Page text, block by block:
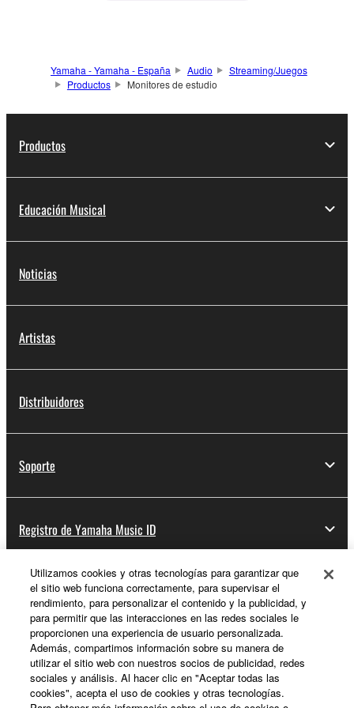
Yamaha - Yamaha - España Audio
Streaming/Juegos
Productos
Monitores de estudio
Productos
Educación Musical
Noticias
Artistas
Distribuidores
Soporte
Registro de Yamaha Music ID
Acerca de Yamaha
España - Spanish
Empresa
Utilizamos cookies y otras tecnologías para garantizar que
el sitio web funciona correctamente, para supervisar el
rendimiento, para personalizar el contenido y la publicidad, y
para permitir que las interacciones en las redes sociales le
proporcionen una experiencia de usuario personalizada.
Además, compartimos información sobre su manera de
utilizar el sitio web con nuestros socios de publicidad, redes
sociales y análisis. Al hacer clic en "Aceptar todas las
cookies", acepta el uso de cookies y otras tecnologías.